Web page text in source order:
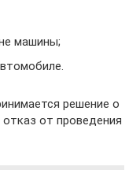
машины;
решение о
от проведения